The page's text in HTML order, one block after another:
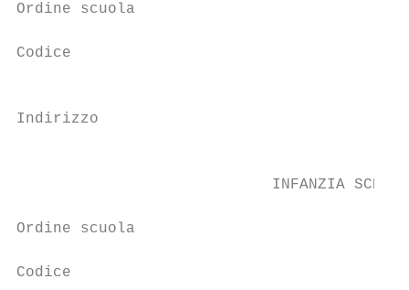
Ordine scuola
Codice
Indirizzo
INFANZIA
Ordine scuola
Codice